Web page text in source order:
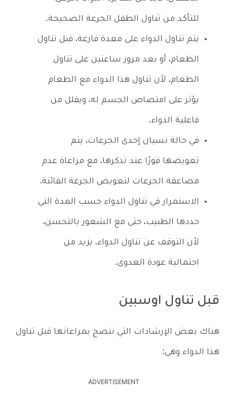
للتأكد من تناول الطفل الجرعة الصحيحة.
يتم تناول الدواء على معدة فارغة، قبل تناول
الطعام، أو بعد مرور ساعتين على تناول
الطعام، لأن تناول هذا الدواء مع الطعام
يؤثر على امتصاص الجسم له، ويقلل من
فاعلية الدواء.
في حالة نسيان إحدى الجرعات، يتم
تعويضها فورًا عند تذكرها، مع مراعاة عدم
مضاعفة الجرعات لتعويض الجرعة الفائتة.
الاستمرار في تناول الدواء حسب المدة التي
حددها الطبيب، حتى مع الشعور بالتحسن،
لأن التوقف عن تناول الدواء، يزيد من
احتمالية عودة العدوى.
قبل تناول اوسبين
هناك بعض الإرشادات التي ننصح بمراعاتها قبل تناول
هذا الدواء وهي:
ADVERTISEMENT